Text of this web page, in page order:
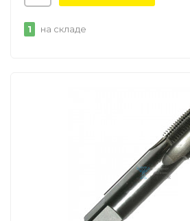
1 на складе